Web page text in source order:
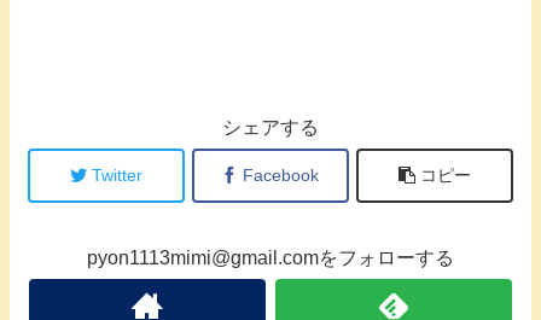
シェアする
Twitter Facebook コピー
pyon1113mimi@gmail.comをフォローする